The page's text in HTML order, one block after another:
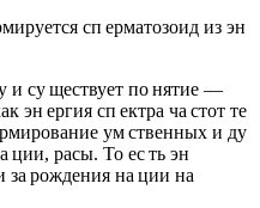
сп ерматозоид из эн
и су ществует по нятие —
эн ергия сп ектра ча стот те
ум ственных и ду
ции, расы. То ес ть эн
за рождения на ции на